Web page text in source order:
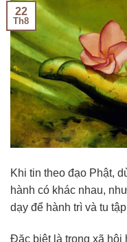
22
Th8
Khi tin theo đạo Phật,
hành có khác nhau,
dạy để hành trì và tu
Đặc biệt là trong xã hội